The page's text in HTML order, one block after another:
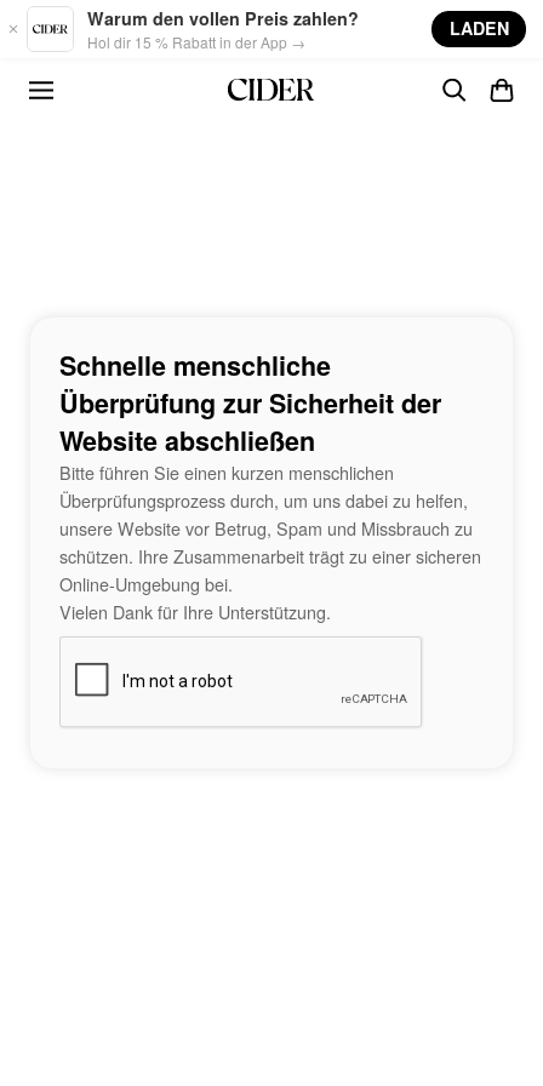
Skip to main content
Warum den vollen Preis zahlen?
Hol dir 15 % Rabatt in der App →
LADEN
Schnelle menschliche
Überprüfung zur Sicherheit der
Website abschließen
Bitte führen Sie einen kurzen menschlichen
Überprüfungsprozess durch, um uns dabei zu helfen,
unsere Website vor Betrug, Spam und Missbrauch zu
schützen. Ihre Zusammenarbeit trägt zu einer sicheren
Online-Umgebung bei.
Vielen Dank für Ihre Unterstützung.